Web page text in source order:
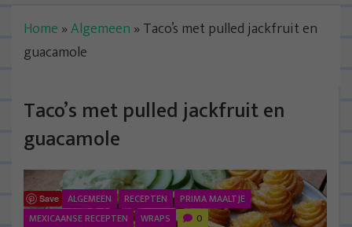
Home »Algemeen » Taco’s met pulled jackfruit en
guacamole
Taco’s met pulled jackfruit en
guacamole
Save ALGEMEEN RECEPTEN
PRIMA MAALTJE
MEXICAANSE RECEPTEN
WRAPS 0